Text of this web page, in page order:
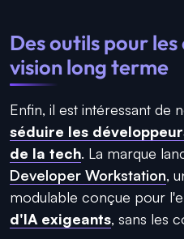
Des outils pour
vision long terme
Enfin, il est intéressant de
séduire les
de la tech. La marque
Developer Workstation,
modulable conçue pour
d'IA exigeants, sans les